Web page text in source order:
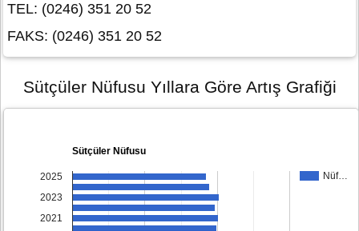
TEL: (0246) 351 20 52
FAKS: (0246) 351 20 52
Sütçüler Nüfusu Yıllara Göre Artış Grafiği
Sütçüler Nüfusu
Nüf…
2025
2023
2021